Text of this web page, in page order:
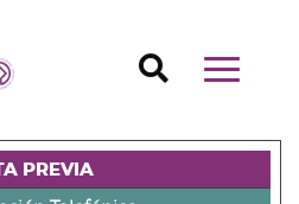
Mostrar/
Buscador
PREVIA